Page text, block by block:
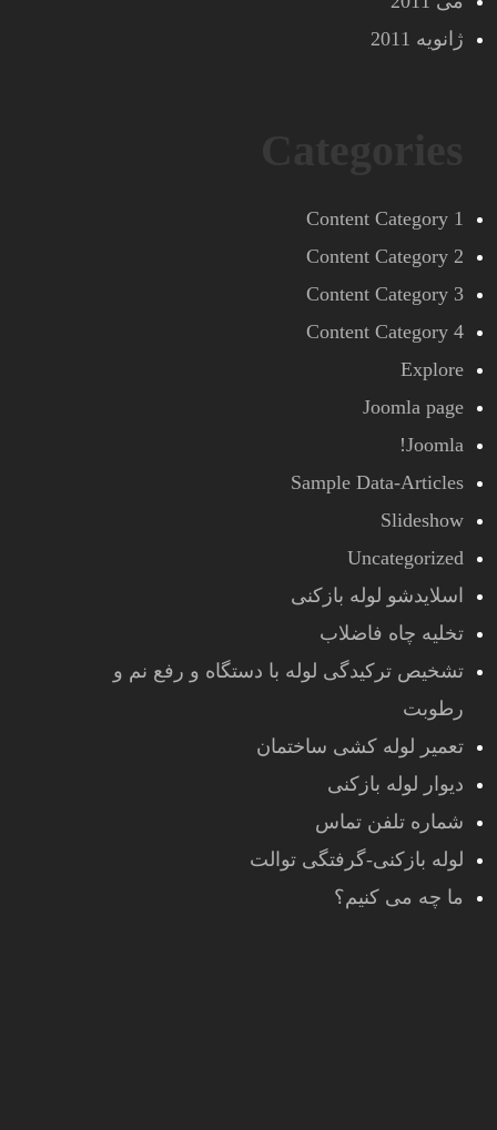
ژانویه 2011
Content Category 1
Content Category 2
Content Category 3
Content Category 4
Explore
Joomla page
Joomla!
Sample Data-Articles
Slideshow
Uncategorized
اسلایدشو لوله بازکنی
تخلیه چاه فاضلاب
تشخیص ترکیدگی لوله با دستگاه و رفع نم و
رطوبت
تعمیر لوله کشی ساختمان
دیوار لوله بازکنی
شماره تلفن تماس
لوله بازکنی-گرفتگی توالت
ما چه می کنیم؟